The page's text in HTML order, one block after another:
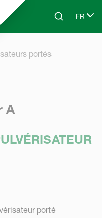
to main contentSearchFR
Select
portés
A
porté